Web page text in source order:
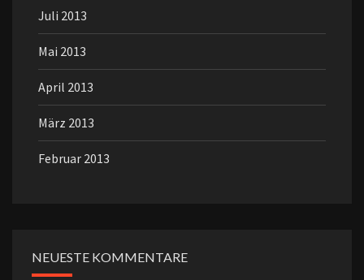
Juli 2013
Mai 2013
April 2013
März 2013
Februar 2013
NEUESTE KOMMENTARE